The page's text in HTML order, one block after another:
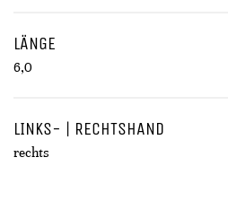
LÄNGE
6,0
LINKS- | RECHTSHAND
rechts